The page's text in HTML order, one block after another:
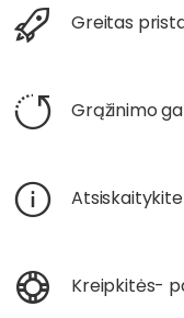
Greitas
Grąžinimo
Kreipkitės-